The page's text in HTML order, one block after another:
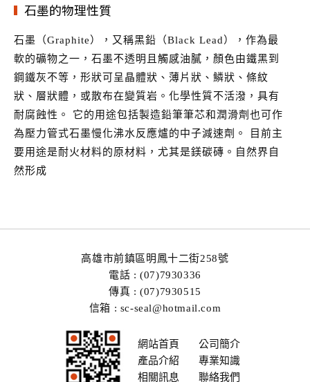
石墨的物理性質
石墨（Graphite），又稱黑鉛（Black Lead），作為最
軟的礦物之一，石墨不透明且觸感油膩，顏色由鐵黑到
鋼鐵灰不等，形狀可呈晶體狀、薄片狀、鱗狀、條紋
狀、層狀體，或散布在變質岩。化學性質不活潑，具有
耐腐蝕性。 它的用途包括製造鉛筆筆芯和潤滑劑也可作
為壓力管式石墨慢化沸水反應爐的中子減速劑。 目前主
要用途是耐火材料的原材料，尤其是鎂碳磚。自然界自
然形成
高雄市前鎮區明鳳十二街258號
電話 : (07)7930336
傳真 : (07)7930515
信箱 : sc-seal@hotmail.com
網站首頁
公司簡介
產品介紹
專業知識
相關訊息
聯絡我們